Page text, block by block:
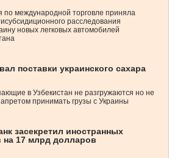
по международной торговле приняла
расследования
новых легковых автомобилей
поставки украинского сахара
в Узбекистан не разгружаются но не
принимать грузы с Украины
засекретил иностранных
на 17 млрд долларов